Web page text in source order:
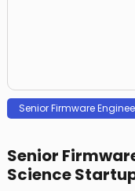
Senior Firmware
Senior
Science